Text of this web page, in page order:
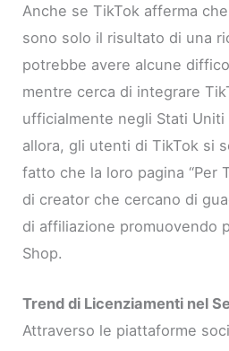
Anche se TikTok afferma
sono solo il risultato di una
potrebbe avere alcune
mentre cerca di integrare
ufficialmente negli Stati Uniti
allora, gli utenti di TikTok si
fatto che la loro pagina “Per
di creator che cercano di
di affiliazione promuovendo
Shop.
Trend di Licenziamenti nel
Attraverso le piattaforme